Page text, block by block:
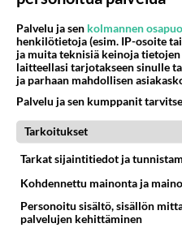
varmaan perust...
ahvennainen
12.06.2008 12:47
PAIKKAKUNNAT
Tämän päivän
Ahvenanmaan kielioloista.
äidinkielenään puhuvien ...
17.05.2008 07:07
Palvelu ja sen kolmannen
henkilötietoja (esim. IP-osoite
ja muita teknisiä keinoja
laitteellasi tarjotakseen sinulle
ja parhaan mahdollisen
Palvelu ja sen kumppanit
Tarkoitukset
Tarkat sijaintitiedot ja
Kohdennettu mainonta ja
Personoitu sisältö, sisällön
palvelujen kehittäminen